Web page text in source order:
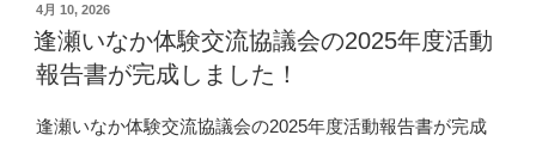
ポ
ー
ト】
年
投
稿
日:
4月 10, 2026
逢瀬いなか体験交流協議会の2025年度活動
報告書が完成しました！
逢瀬いなか体験交流協議会の2025年度活動報告書が完成